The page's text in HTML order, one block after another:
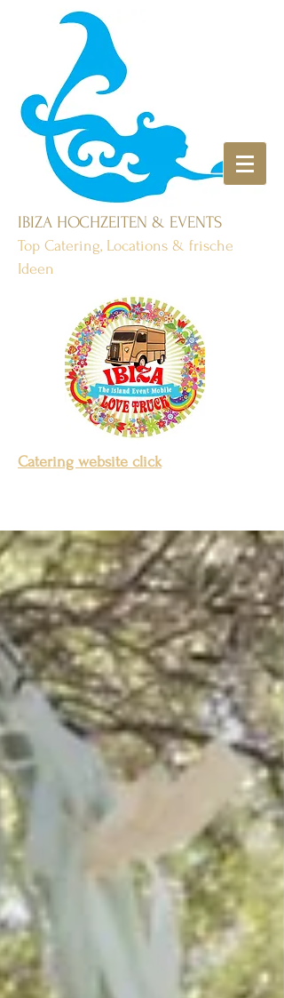
IBIZA HOCHZEITEN & EVENTS
Top Catering, Locations & frische
Ideen
Catering website click